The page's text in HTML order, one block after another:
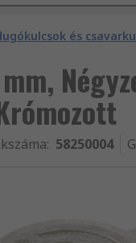
és
mm,
: 58250004